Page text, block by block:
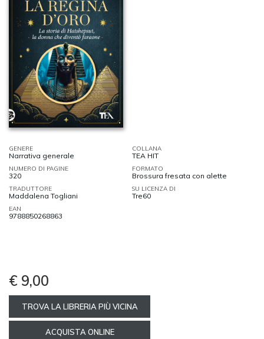
GENERE
Narrativa generale
COLLANA
TEA HIT
NUMERO DI PAGINE
320
FORMATO
Brossura fresata con alette
TRADUTTORE
Maddalena Togliani
SU LICENZA DI
Tre60
EAN
9788850268863
€ 9,00
TROVA LA LIBRERIA PIÙ VICINA
ACQUISTA ONLINE